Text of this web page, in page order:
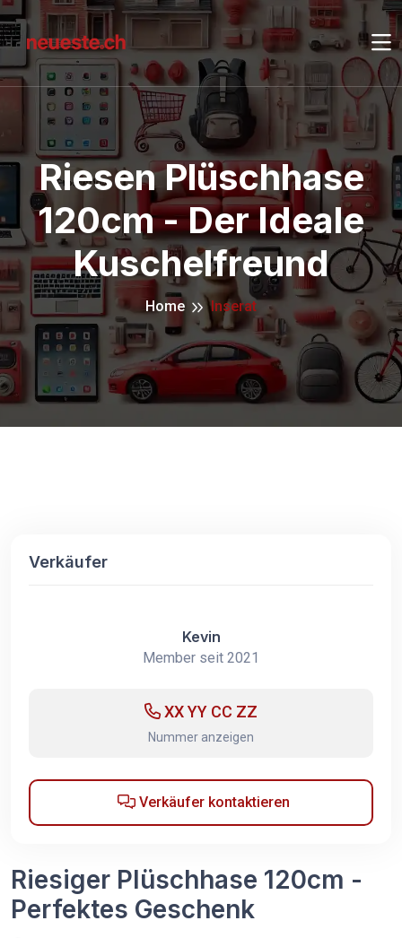
Riesen Plüschhase
120cm - Der Ideale
Kuschelfreund
Home Inserat
Verkäufer
Kevin
Member seit 2021
XX YY CC ZZ
Nummer anzeigen
Verkäufer kontaktieren
Riesiger Plüschhase 120cm -
Perfektes Geschenk